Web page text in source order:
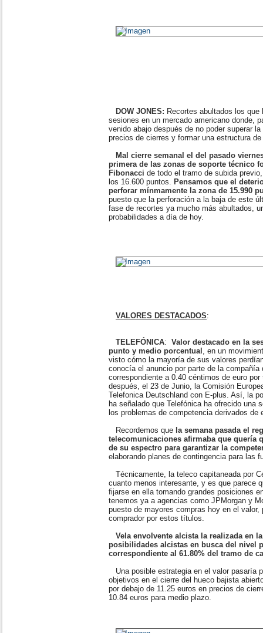
DOW JONES: Recortes abultados los
sesiones en un mercado americano donde,
venido abajo después de no poder superar
precios de cierres y formar una estructura
Mal cierre semanal el del pasado
primera de las zonas de soporte técnico
Fibonacci de todo el tramo de subida
los 16.600 puntos. Pensamos que el
perforar mínmamente la zona de 15.990
puesto que la perforación a la baja de este
fase de recortes ya mucho más abultados,
probabilidades a día de hoy.
VALORES DESTACADOS:
TELEFÓNICA: Valor destacado en la
punto y medio porcentual , en un
visto cómo la mayoría de sus valores
conocía el anuncio por parte de la compañía
correspondiente a 0.40 céntimos de euro
después, el 23 de Junio, la Comisión
Telefonica Deutschland con E-plus. Así, la
ha señalado que Telefónica ha ofrecido una
los problemas de competencia derivados de
Recordemos que la semana pasada el
telecomunicaciones afirmaba que quería
de su espectro para garantizar la
elaborando planes de contingencia para las
Técnicamente, la teleco capitaneada por
cuanto menos interesante, y es que parece
fijarse en ella tomando grandes posiciones
tenemos ya a agencias como JPMorgan y
puesto de mayores compras hoy en el
comprador por estos títulos.
Vela envolvente alcista la realizada en
posibilidades alcistas en busca del nivel
correspondiente al 61.80% del tramo de
Una posible estrategia en el valor pasaría
objetivos en el cierre del hueco bajista
por debajo de 11.25 euros en precios de
10.84 euros para medio plazo.